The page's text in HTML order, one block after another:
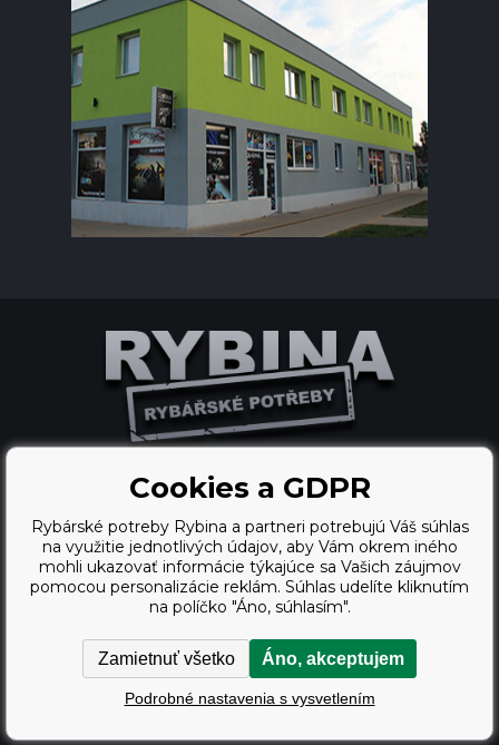
Copyright © 2009 - 2026,
Rybárské potreby Rybina
Ecommerce solutions
BINARGON.cz
webdesign
Vortex Vision.cz
Cookies a GDPR
Rybárské potreby Rybina a partneri potrebujú Váš súhlas
na využitie jednotlivých údajov, aby Vám okrem iného
mohli ukazovať informácie týkajúce sa Vašich záujmov
pomocou personalizácie reklám. Súhlas udelíte kliknutím
na políčko "Áno, súhlasím".
Zamietnuť všetko Áno, akceptujem
Podrobné nastavenia s vysvetlením